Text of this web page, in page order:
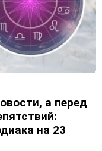
а перед
на 23